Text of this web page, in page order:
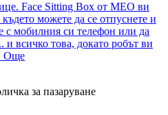
Face Sitting Box от MEO ви
можете да се отпуснете и
с мобилния си телефон или да
и всичко това, докато робът ви
Още
за пазаруване